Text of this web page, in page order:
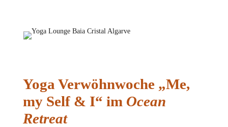
Yoga Verwöhnwoche „Me,
my Self & I“ im Ocean
Retreat